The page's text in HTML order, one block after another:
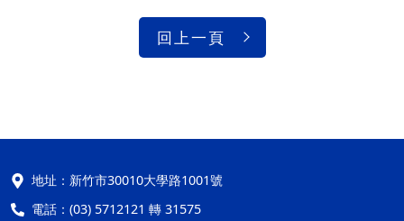
回上一頁
地址： 新竹市30010大學路1001號
電話： (03) 5712121 轉 31575